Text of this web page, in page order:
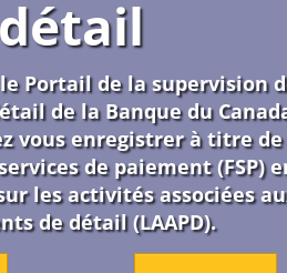
détail
Portail de la supervision
de la Banque du
vous enregistrer à titre de
de paiement (FSP)
les activités associées
de détail (LAAPD).